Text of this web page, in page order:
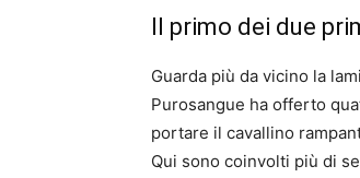
Il primo dei due
Guarda più da vicino la
Purosangue ha offerto
portare il cavallino
Qui sono coinvolti più di